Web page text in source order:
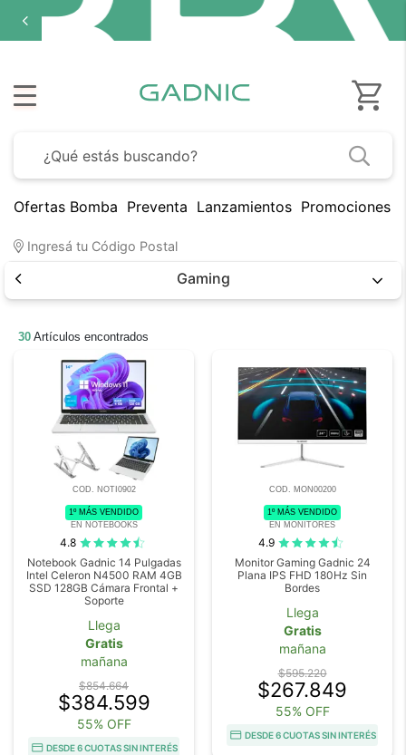
Ofertas Bomba Preventa Lanzamientos Promociones
Ingresá tu Código Postal
Gaming
30 Artículos encontrados
COD. NOTI0902
1º MÁS VENDIDO
EN NOTEBOOKS
4.8
Notebook Gadnic 14 Pulgadas
Intel Celeron N4500 RAM 4GB
SSD 128GB Cámara Frontal +
Soporte
Llega
Gratis
mañana
$854.664
$384.599
55% OFF
DESDE 6 CUOTAS SIN INTERÉS
COD. MON00200
1º MÁS VENDIDO
EN MONITORES
4.9
Monitor Gaming Gadnic 24
Plana IPS FHD 180Hz Sin
Bordes
Llega
Gratis
mañana
$595.220
$267.849
55% OFF
DESDE 6 CUOTAS SIN INTERÉS